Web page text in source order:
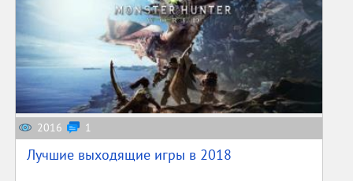
2016 1
Лучшие выходящие игры в 2018